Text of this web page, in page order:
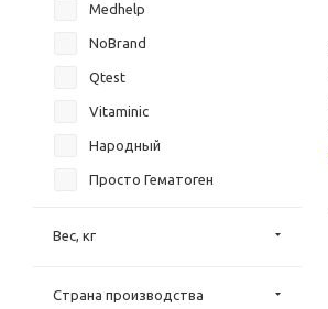
Medhelp
NoBrand
Qtest
Vitaminic
Народный
Просто Гематоген
Вес, кг
Страна производства